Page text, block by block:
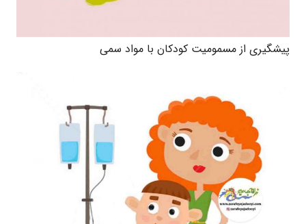
پیشگیری از مسمومیت کودکان با مواد سمی